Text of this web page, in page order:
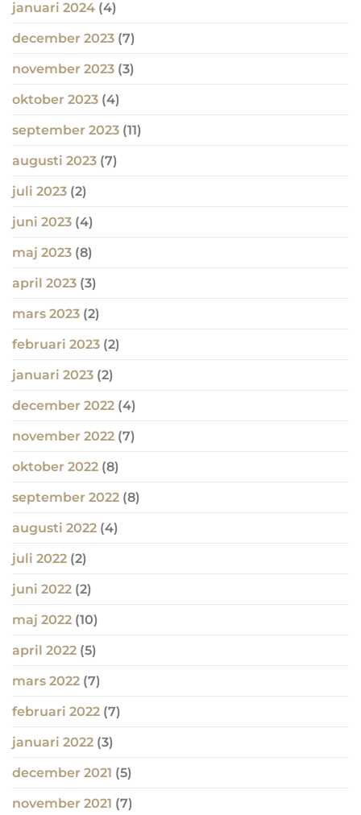
januari 2024 (4)
december 2023 (7)
november 2023 (3)
oktober 2023 (4)
september 2023 (11)
augusti 2023 (7)
juli 2023 (2)
juni 2023 (4)
maj 2023 (8)
april 2023 (3)
mars 2023 (2)
februari 2023 (2)
januari 2023 (2)
december 2022 (4)
november 2022 (7)
oktober 2022 (8)
september 2022 (8)
augusti 2022 (4)
juli 2022 (2)
juni 2022 (2)
maj 2022 (10)
april 2022 (5)
mars 2022 (7)
februari 2022 (7)
januari 2022 (3)
december 2021 (5)
november 2021 (7)